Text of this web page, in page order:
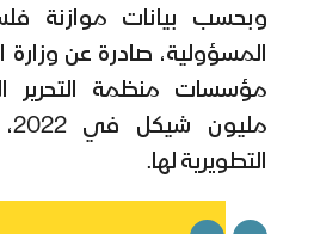
وبحسب بيانات موازنة
المسؤولية، صادرة عن وزارة
التطويرية لها.